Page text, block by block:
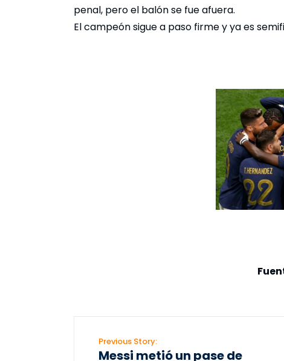
penal, pero el balón se fue afuera.
El campeón sigue a paso firme y ya es
Previous Story:
Messi metió un pase de